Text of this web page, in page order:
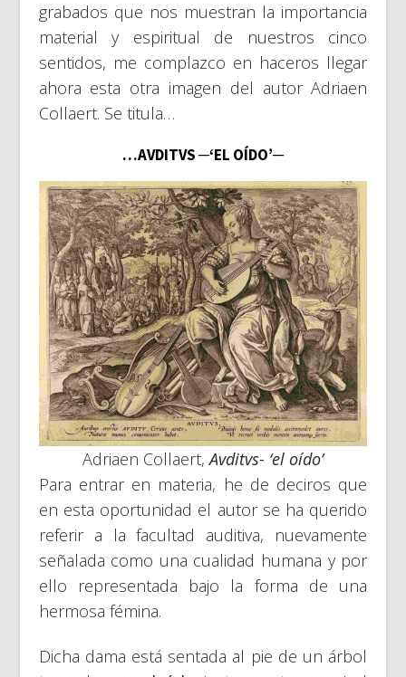
grabados que nos muestran la importancia
material y espiritual de nuestros cinco
sentidos, me complazco en haceros llegar
ahora esta otra imagen del autor Adriaen
Collaert. Se titula…
…AVDITVS ─‘EL OÍDO’─
Adriaen Collaert,Avditvs- ‘el oído’
Para entrar en materia, he de deciros que
en esta oportunidad el autor se ha querido
referir a la facultad auditiva, nuevamente
señalada como una cualidad humana y por
ello representada bajo la forma de una
hermosa fémina.
Dicha dama está sentada al pie de un árbol